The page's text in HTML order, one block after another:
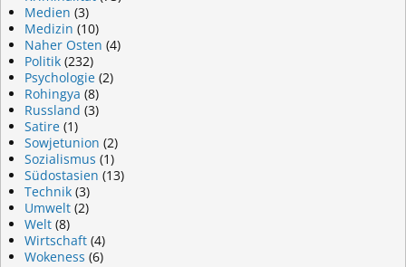
Medien (3)
Medizin (10)
Naher Osten (4)
Politik (232)
Psychologie (2)
Rohingya (8)
Russland (3)
Satire (1)
Sowjetunion (2)
Sozialismus (1)
Südostasien (13)
Technik (3)
Umwelt (2)
Welt (8)
Wirtschaft (4)
Wokeness (6)